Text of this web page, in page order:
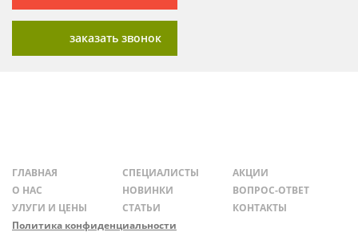
заказать звонок
ГЛАВНАЯ
О НАС
УЛУГИ И ЦЕНЫ
СПЕЦИАЛИСТЫ
НОВИНКИ
СТАТЬИ
АКЦИИ
ВОПРОС-ОТВЕТ
КОНТАКТЫ
Политика конфиденциальности